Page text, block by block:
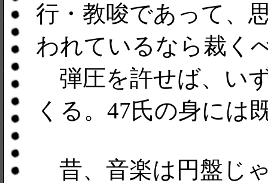
行・教唆であって、
われているなら裁く
弾圧を許せば、い
くる。47氏の身には
昔、音楽は円盤じ